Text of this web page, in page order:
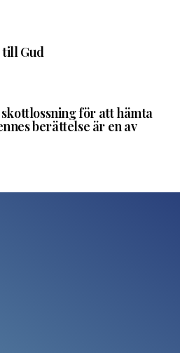
till Gud
för att hämta
berättelse är en av